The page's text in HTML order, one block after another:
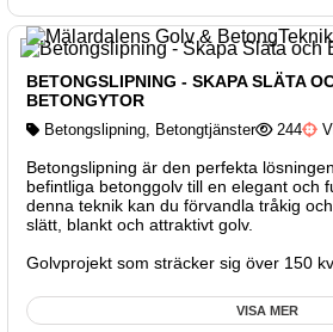
BETONGSLIPNING - SKAPA SLÄTA
BETONGYTOR
Betongslipning, Betongtjänster 244
Betongslipning är den perfekta
befintliga betonggolv till en elegant och
denna teknik kan du förvandla tråkig
slätt, blankt och attraktivt golv.
Golvprojekt som sträcker sig över 150
VISA MER